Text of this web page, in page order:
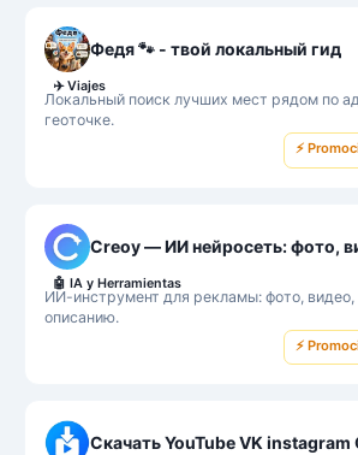
Федя 🐾 - твой локальный гид
Локальный поиск лучших мест рядом по
геоточке.
✈️ Viajes
⚡
ИИ-инструмент для рекламы: фото, видео,
описанию.
🤖 IA y Herramientas
⚡